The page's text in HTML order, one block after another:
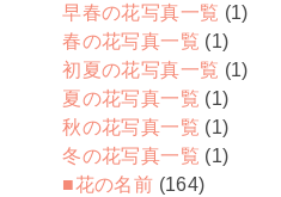
早春の花写真一覧 (1)
春の花写真一覧 (1)
初夏の花写真一覧 (1)
夏の花写真一覧 (1)
秋の花写真一覧 (1)
冬の花写真一覧 (1)
■花の名前 (164)